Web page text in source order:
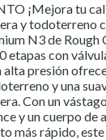
¡Mejora tu
y todoterreno
N3 de Rough
etapas con
presión
y una
Con un
y un cuerpo de
más rápido,